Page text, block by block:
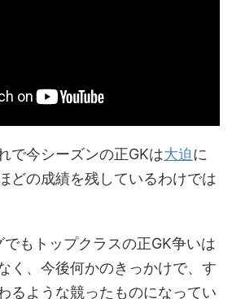
で今シーズンの正GKは大迫に
どの成績を残しているわけでは
もトップクラスの正GK争いは
く、今後何かのきっかけで、す
るような競ったものになってい